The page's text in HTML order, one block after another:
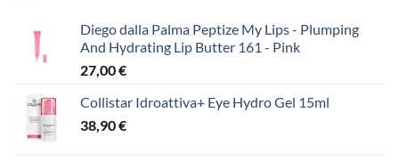
Diego dalla Palma Peptize My Lips - Plumping
And Hydrating Lip Butter 161 - Pink
27,00€
Collistar Idroattiva+ Eye Hydro Gel 15ml
38,90€